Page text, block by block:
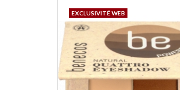
EXCLUSIVITÉ WEB